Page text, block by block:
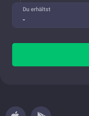
Du erhältst